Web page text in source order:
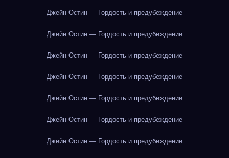
Джейн Остин — Гордость и предубеждение
Джейн Остин — Гордость и предубеждение
Джейн Остин — Гордость и предубеждение
Джейн Остин — Гордость и предубеждение
Джейн Остин — Гордость и предубеждение
Джейн Остин — Гордость и предубеждение
Джейн Остин — Гордость и предубеждение